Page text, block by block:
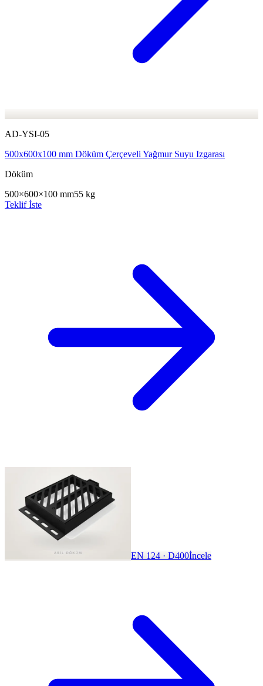
AD-YSI-05
500x600x100 mm Döküm Çerçeveli Yağmur Suyu Izgarası
Döküm
500×600×100 mm55 kg
Teklif İste
EN 124 · D400İncele